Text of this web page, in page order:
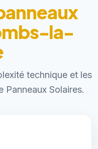
la-
technique et les
Panneaux Solaires.